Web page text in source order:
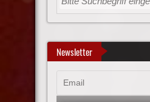
Newsletter